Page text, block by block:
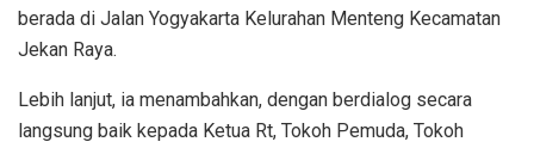
berada di Jalan Yogyakarta Kelurahan Menteng Kecamatan
Jekan Raya.
Lebih lanjut, ia menambahkan, dengan berdialog secara
langsung baik kepada Ketua Rt, Tokoh Pemuda, Tokoh